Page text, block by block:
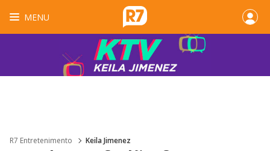
MENU
R7 Entretenimento Keila Jimenez